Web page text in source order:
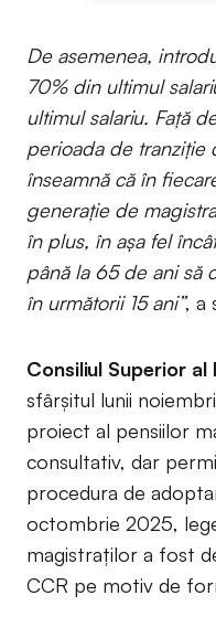
De asemenea,
70% din ultimul
ultimul salariu. Față
perioada de tranziție
înseamnă că în
generație de
în plus, în așa fel
până la 65 de ani să
în următorii 15 ani”, a
Consiliul Superior
sfârșitul lunii
proiect al pensiilor
consultativ, dar
procedura de
octombrie 2025,
magistraților a fost
CCR pe motiv de